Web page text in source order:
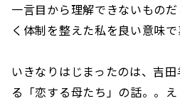
一言目から理解できないもの
く体制を整えた私を良い意味で
いきなりはじまったのは、吉
る「恋する母たち」の話。。